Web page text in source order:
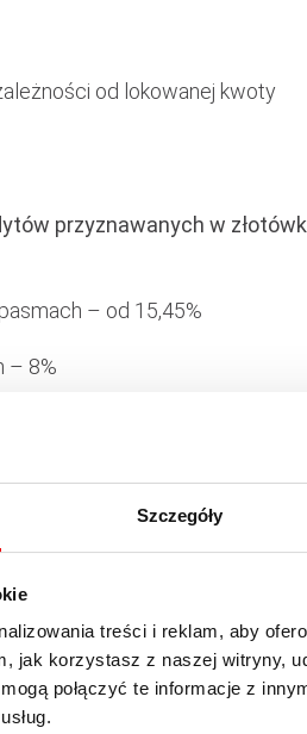
Szczegóły
treści i reklam, aby
jak korzystasz z naszej witryny,
połączyć te informacje z
od lokowanej kwoty
przyznawanych w
– od 15,45%
– 8%
Bank Centralny Szwajcarii i
oprocentowania kredytu mPLAN